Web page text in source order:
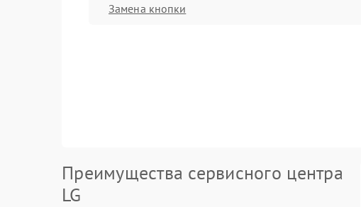
Замена кнопки
Преимущества сервисного центра
LG